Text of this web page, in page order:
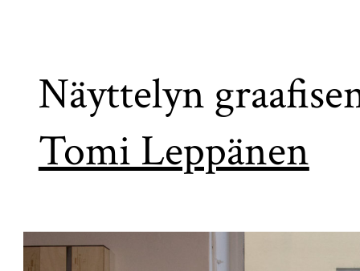
Näyttelyn
Tomi Leppänen